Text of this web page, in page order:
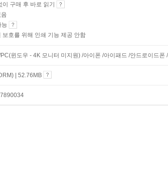
이 구매 후 바로 읽기
능
보호를 위해 인쇄 기능 제공 안함
PC(윈도우 - 4K 모니터 미지원) /아이폰 /아이패드 /안드로이드
| 52.76MB